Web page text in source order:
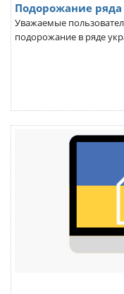
Подорожание ряда
Уважаемые
подорожание в ряде